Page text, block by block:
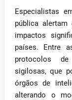
Especialistas
pública alertam
impactos
países. Entre
protocolos de
sigilosas, que
órgãos de
alterando o